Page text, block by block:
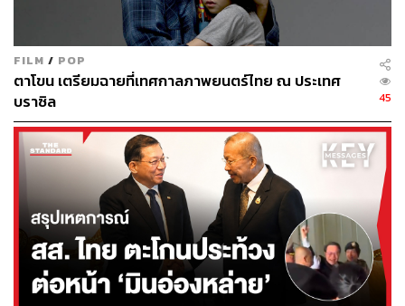
COP30 มีวาระอะไรน่าจับตามองบ้าง
อันที่จริง การประชุม COP30 เกิดขึ้นท่ามกลางคำวินิจฉัย
ของศาลยุติธรรมระหว่างประเทศ (International Court of
Justice: ICJ) ในเดือนกรกฎาคมที่ผ่านมาว่า วิกฤตสภาพภูมิ
อากาศโลกที่เกิดจากฝีมือมนุษย์ คือ ภัยคุกคามเร่งด่วน โดย
การมีสิ่งแวดล้อมที่สะอาด และยั่งยืน เป็น ‘สิทธิมนุษยชนขั้น
พื้นฐาน’ ของมนุษยชาติ ซึ่งตอกย้ำมติของสมัชชาใหญ่
(UNGA) ในปี 2022 อันมีผลให้รัฐภาคีในสนธิสัญญาที่
เกี่ยวข้องกับสิทธิมนุษยชน เช่น ปฏิญญาสากลว่าด้วยสิทธิ
มนุษยชน (Universal Declaration of Human Rights: UDHR)
FILM / POP
ตาโขน เตรียมฉายที่เทศกาลภาพยนตร์ไทย ณ ประเทศ
บราซิล
45